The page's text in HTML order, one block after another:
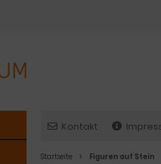
Kontakt
Startseite Figuren auf Stein